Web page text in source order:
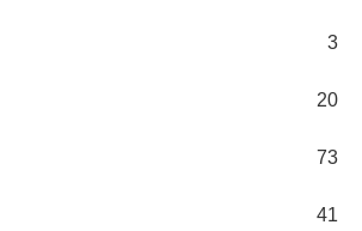
3
20
73
41